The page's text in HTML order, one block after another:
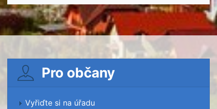
Pro občany
Vyřiďte si na úřadu